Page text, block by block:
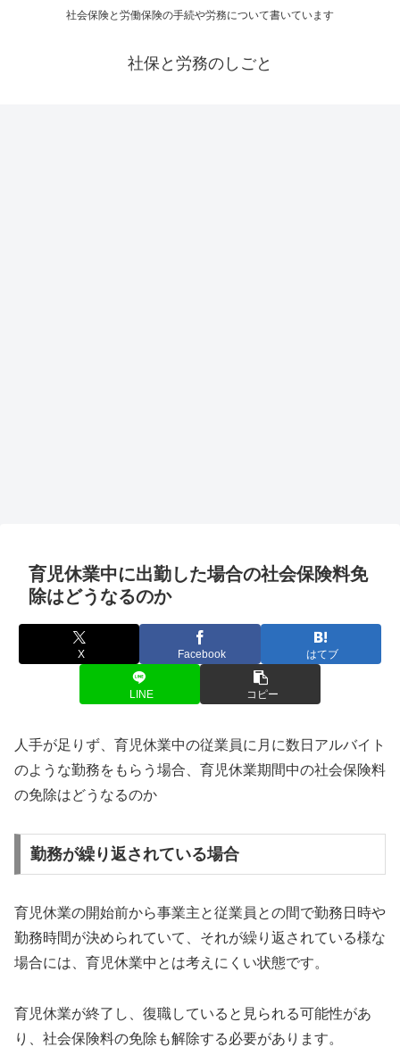
社会保険と労働保険の手続や労務について書いています
社保と労務のしごと
育児休業中に出勤した場合の社会保険料免
除はどうなるのか
X Facebook はてブ
LINE コピー
人手が足りず、育児休業中の従業員に月に数日アルバイト
のような勤務をもらう場合、育児休業期間中の社会保険料
の免除はどうなるのか
勤務が繰り返されている場合
育児休業の開始前から事業主と従業員との間で勤務日時や
勤務時間が決められていて、それが繰り返されている様な
場合には、育児休業中とは考えにくい状態です。
育児休業が終了し、復職していると見られる可能性があ
り、社会保険料の免除も解除する必要があります。